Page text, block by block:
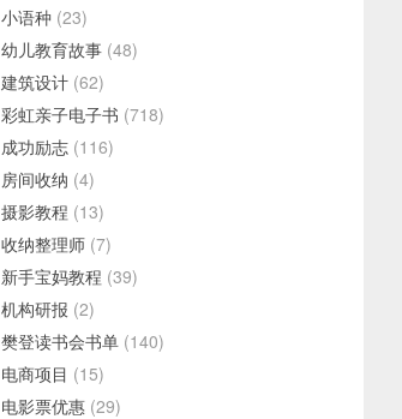
小语种 (23)
幼儿教育故事 (48)
建筑设计 (62)
彩虹亲子电子书 (718)
成功励志 (116)
房间收纳 (4)
摄影教程 (13)
收纳整理师 (7)
新手宝妈教程 (39)
机构研报 (2)
樊登读书会书单 (140)
电商项目 (15)
电影票优惠 (29)